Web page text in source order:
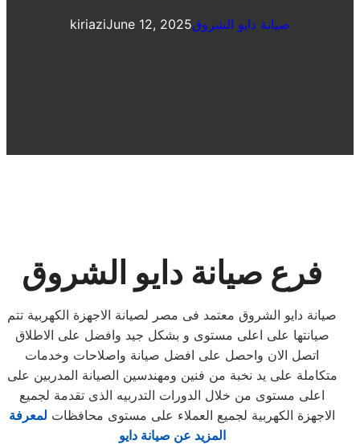
kiriaziJune 12, 2025صيانة دايو الشروق
فرع صيانة دايو الشروق
صيانة دايو الشروق معتمد فى مصر لصيانة الاجهزة الكهربية تتم
صيانتها على اعلى مستوى و بشكل جيد وافضل على الاطلاق
اتصل الان واحصل على افضل صيانة واصلاحات وخدمات
متكاملة على يد نخبة من فنين ومهندسين الصيانة المدربين على
اعلى مستوى من خلال الدورات التدربيه الذى تقدمة لجميع
الاجهزة الكهربية لجميع العملاء على مستوى محافظات لمعرفة
المزيد عن صيانة دايو